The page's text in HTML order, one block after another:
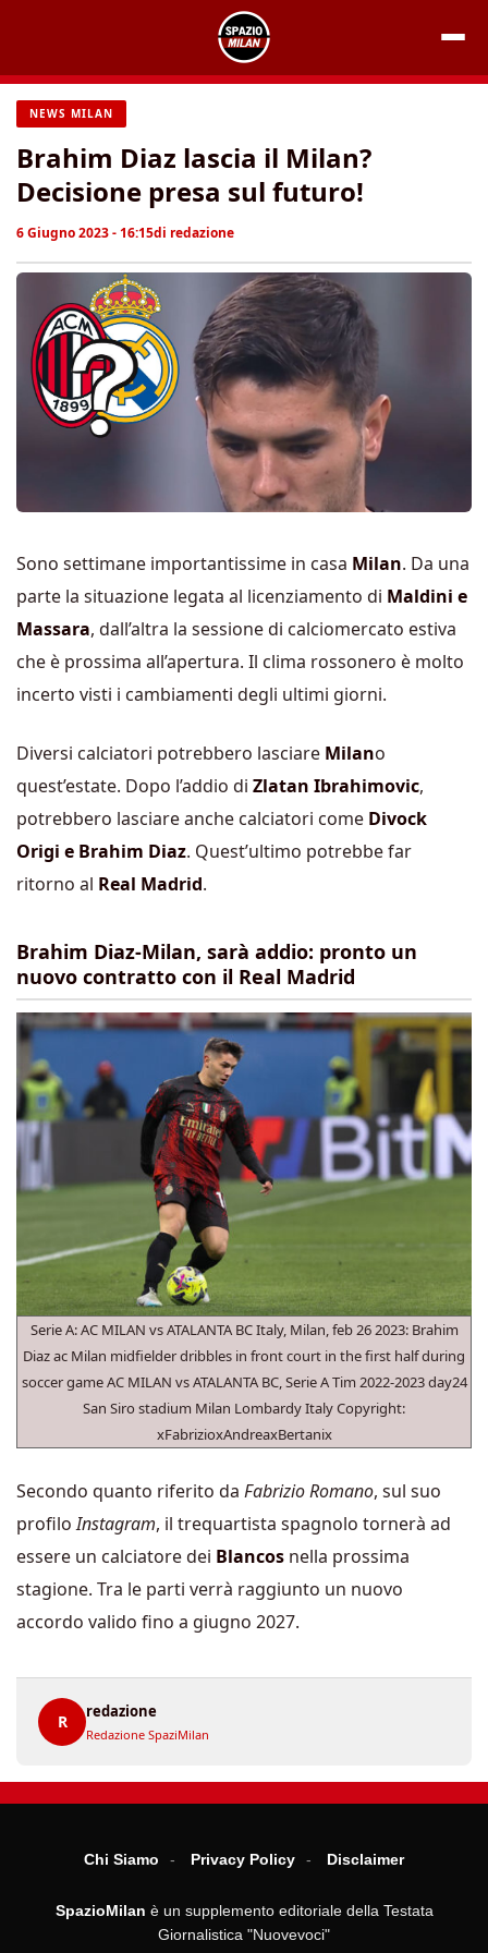
contenuto
NEWS MILAN
Brahim Diaz lascia il Milan?
Decisione presa sul futuro!
6 Giugno 2023 - 16:15di redazione
Sono settimane importantissime in casa Milan. Da una
parte la situazione legata al licenziamento di Maldini e
Massara, dall’altra la sessione di calciomercato estiva
che è prossima all’apertura. Il clima rossonero è molto
incerto visti i cambiamenti degli ultimi giorni.
Diversi calciatori potrebbero lasciare Milano
quest’estate. Dopo l’addio di Zlatan Ibrahimovic,
potrebbero lasciare anche calciatori come Divock
Origi e Brahim Diaz. Quest’ultimo potrebbe far
ritorno al Real Madrid.
Brahim Diaz-Milan, sarà addio: pronto un
nuovo contratto con il Real Madrid
Serie A: AC MILAN vs ATALANTA BC Italy, Milan, feb 26 2023: Brahim
Diaz ac Milan midfielder dribbles in front court in the first half during
soccer game AC MILAN vs ATALANTA BC, Serie A Tim 2022-2023 day24
San Siro stadium Milan Lombardy Italy Copyright:
xFabrizioxAndreaxBertanix
Secondo quanto riferito da Fabrizio Romano, sul suo
profiloInstagram, il trequartista spagnolo tornerà ad
essere un calciatore dei Blancos nella prossima
stagione. Tra le parti verrà raggiunto un nuovo
accordo valido fino a giugno 2027.
R
redazione
Redazione SpaziMilan
Chi Siamo Privacy Policy Disclaimer
SpazioMilan è un supplemento editoriale della Testata
Giornalistica "Nuovevoci"